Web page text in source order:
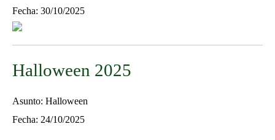
Fecha: 30/10/2025
Halloween 2025
Asunto: Halloween
Fecha: 24/10/2025